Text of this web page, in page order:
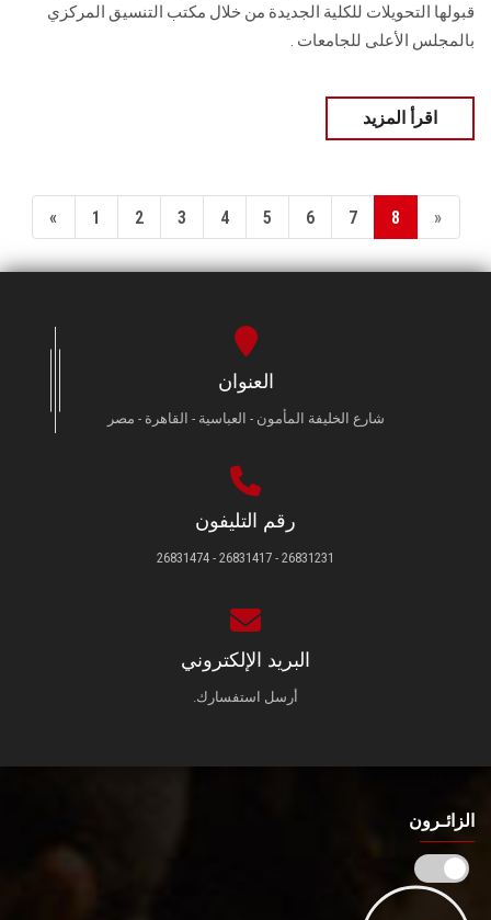
قبولها التحويلات للكلية الجديدة من خلال مكتب التنسيق المركزي
بالمجلس الأعلى للجامعات .
اقرأ المزيد
« 1 2 3 4 5 6 7 8 »
العنوان
شارع الخليفة المأمون - العباسية - القاهرة - مصر
رقم التليفون
26831231 - 26831417 - 26831474
البريد الإلكتروني
أرسل استفسارك.
الزائـرون